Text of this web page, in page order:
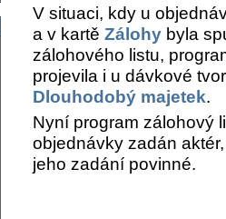
V situaci, kdy u
a v kartě Zálohy byla
zálohového listu,
projevila i u dávkové
Dlouhodobý majetek.
Nyní program zálohový
objednávky zadán
jeho zadání povinné.